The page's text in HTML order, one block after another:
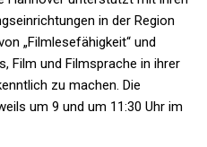
in der Region
„Filmlesefähigkeit“ und
Film und Filmsprache in ihrer
zu machen. Die
um 9 und um 11:30 Uhr im